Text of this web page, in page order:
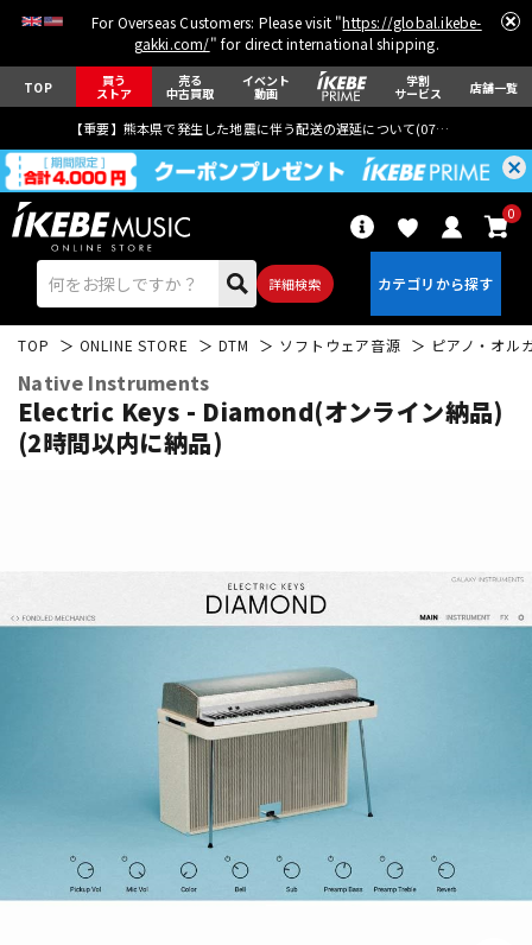
For Overseas Customers: Please visit "https://global.ikebe-
gakki.com/" for direct international shipping.
TOP 買う
ストア
売る
中古買取
イベント
動画
学割
サービス 店舗一覧
【重要】熊本県で発生した地震に伴う配送の遅延について(07月29日
詳細検索
0
電子ピアノ
その他楽器
TOP ONLINE STORE DTM ソフトウェア音源 ピアノ・オル
Native Instruments
Electric Keys - Diamond(オンライン納品)
(2時間以内に納品)